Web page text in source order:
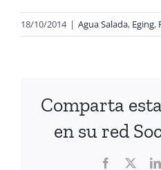
18/10/2014 | Agua Salada, Eging,
Comparta
en su red
Facebook